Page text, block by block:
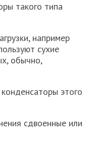
такого типа
например
сухие
обычно,
этого
сдвоенные или